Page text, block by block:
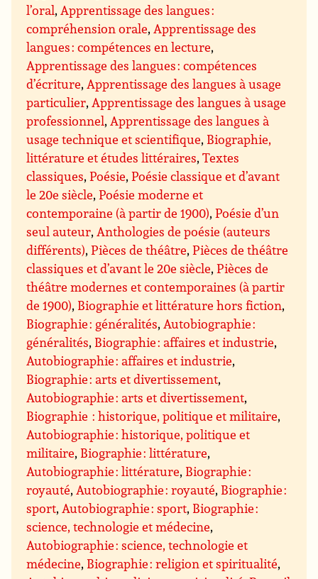
l’oral,Apprentissage des langues :
compréhension orale,Apprentissage des
langues : compétences en lecture,
Apprentissage des langues : compétences
d’écriture,Apprentissage des langues à usage
particulier,Apprentissage des langues à usage
professionnel,Apprentissage des langues à
usage technique et scientifique, Biographie,
littérature et études littéraires,Textes
classiques,Poésie,Poésie classique et d’avant
le 20e siècle,Poésie moderne et
contemporaine (à partir de 1900),Poésie d’un
seul auteur,Anthologies de poésie (auteurs
différents),Pièces de théâtre,Pièces de théâtre
classiques et d’avant le 20e siècle,Pièces de
théâtre modernes et contemporaines (à partir
de 1900), Biographie et littérature hors fiction,
Biographie : généralités,Autobiographie :
généralités, Biographie : affaires et industrie,
Autobiographie : affaires et industrie,
Biographie : arts et divertissement,
Autobiographie : arts et divertissement,
Biographie : historique, politique et militaire,
Autobiographie : historique, politique et
militaire, Biographie : littérature,
Autobiographie : littérature, Biographie :
royauté,Autobiographie : royauté, Biographie :
sport,Autobiographie : sport, Biographie :
science, technologie et médecine,
Autobiographie : science, technologie et
médecine, Biographie : religion et spiritualité,